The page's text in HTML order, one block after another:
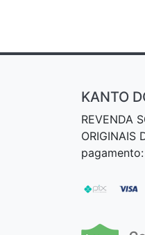
KANTO
REVENDA
ORIGINAIS
pagamento: